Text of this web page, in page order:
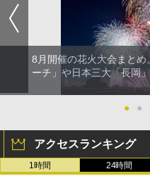
8月開催の花火大会まと
ーチ」や日本三大「長岡
● ●
アクセスランキング
1時間 24時間